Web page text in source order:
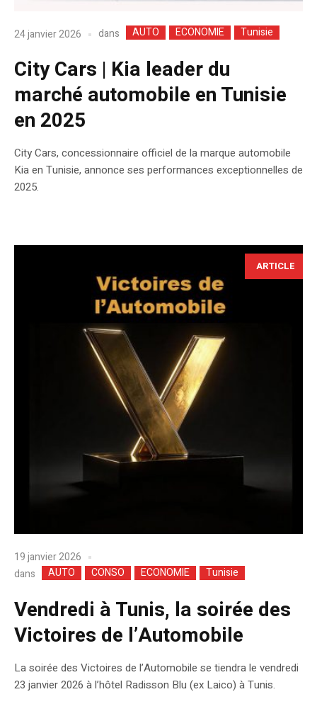
24 janvier 2026 dans AUTO ECONOMIE Tunisie
City Cars | Kia leader du
marché automobile en Tunisie
en 2025
City Cars, concessionnaire officiel de la marque automobile
Kia en Tunisie, annonce ses performances exceptionnelles de
2025.
ARTICLE
19 janvier 2026
dans
AUTO CONSO ECONOMIE Tunisie
Vendredi à Tunis, la soirée des
Victoires de l’Automobile
La soirée des Victoires de l’Automobile se tiendra le vendredi
23 janvier 2026 à l’hôtel Radisson Blu (ex Laico) à Tunis.